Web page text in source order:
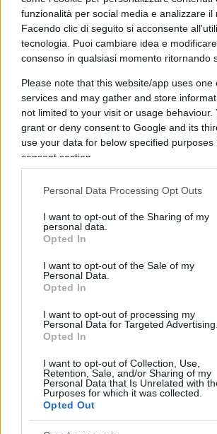
funzionalità per social media e analizzare il
Facendo clic di seguito si acconsente
tecnologia. Puoi cambiare idea e
consenso in qualsiasi momento ritornando
Please note that this website/app uses one
services and may gather and store
not limited to your visit or usage behaviour.
grant or deny consent to Google and its
use your data for below specified purposes
consent section.
Personal Data Processing Opt Outs
I want to opt-out of the Sharing of my
personal data.
Opted In
I want to opt-out of the Sale of my
Personal Data.
Opted In
I want to opt-out of processing my
Personal Data for Targeted Advertising.
Opted In
I want to opt-out of Collection, Use,
Retention, Sale, and/or Sharing of my
Personal Data that Is Unrelated with
Purposes for which it was collected.
Opted Out
dell’Honduras.
Bomgar ha delineato la
Bitcoin nella sua regione:
“Bitcoin all’interno di Prospera ha
ha affermato – “Ciò significa che
nessuna imposta sulle
utilizzando BTC e pagare tasse e
giurisdizione in BTC.”
Madera, Portogallo
L’altra giurisdizione che ha
l’adozione di Bitcoin è Madeira.
Miguel Albuquerque, Presidente
autonoma di Madera, ha espresso
nell’adozione di Bitcoin come